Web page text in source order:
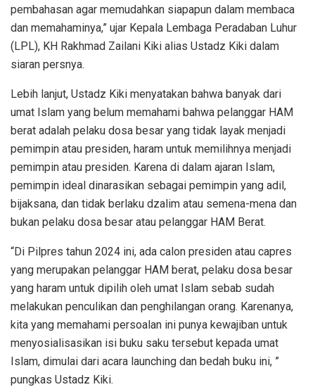
pembahasan agar memudahkan siapapun dalam membaca
dan memahaminya,” ujar Kepala Lembaga Peradaban Luhur
(LPL), KH Rakhmad Zailani Kiki alias Ustadz Kiki dalam
siaran persnya.
Lebih lanjut, Ustadz Kiki menyatakan bahwa banyak dari
umat Islam yang belum memahami bahwa pelanggar HAM
berat adalah pelaku dosa besar yang tidak layak menjadi
pemimpin atau presiden, haram untuk memilihnya menjadi
pemimpin atau presiden. Karena di dalam ajaran Islam,
pemimpin ideal dinarasikan sebagai pemimpin yang adil,
bijaksana, dan tidak berlaku dzalim atau semena-mena dan
bukan pelaku dosa besar atau pelanggar HAM Berat.
“Di Pilpres tahun 2024 ini, ada calon presiden atau capres
yang merupakan pelanggar HAM berat, pelaku dosa besar
yang haram untuk dipilih oleh umat Islam sebab sudah
melakukan penculikan dan penghilangan orang. Karenanya,
kita yang memahami persoalan ini punya kewajiban untuk
menyosialisasikan isi buku saku tersebut kepada umat
Islam, dimulai dari acara launching dan bedah buku ini, ”
pungkas Ustadz Kiki.